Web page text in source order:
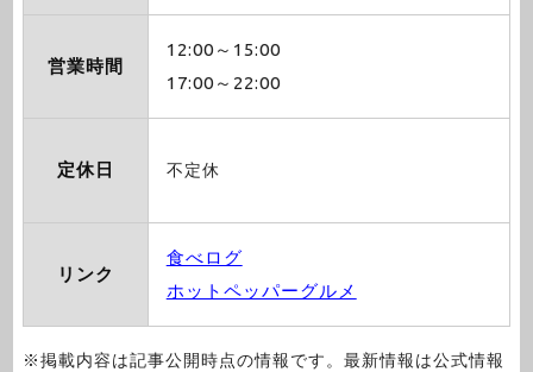
営業時間
12:00～15:00
17:00～22:00
定休日 不定休
リンク
食べログ
ホットペッパーグルメ
※掲載内容は記事公開時点の情報です。最新情報は公式情報